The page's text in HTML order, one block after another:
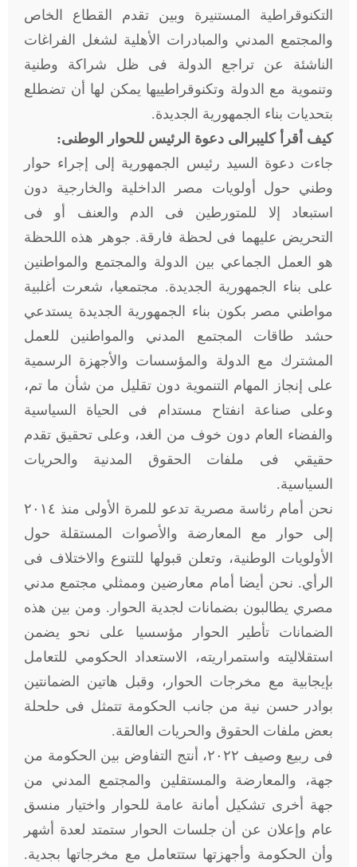
التكنوقراطية المستنيرة وبين تقدم القطاع الخاص
والمجتمع المدني والمبادرات الأهلية لشغل الفراغات
الناشئة عن تراجع الدولة فى ظل شراكة وطنية
وتنموية مع الدولة وتكنوقراطييها يمكن لها أن تضطلع
بتحديات بناء الجمهورية الجديدة.
كيف أقرأ كليبرالى دعوة الرئيس للحوار الوطنى:
جاءت دعوة السيد رئيس الجمهورية إلى إجراء حوار
وطني حول أولويات مصر الداخلية والخارجية دون
استبعاد إلا للمتورطين فى الدم والعنف أو فى
التحريض عليهما فى لحظة فارقة. جوهر هذه اللحظة
هو العمل الجماعي بين الدولة والمجتمع والمواطنين
على بناء الجمهورية الجديدة. مجتمعيا، شعرت أغلبية
مواطني مصر بكون بناء الجمهورية الجديدة يستدعي
حشد طاقات المجتمع المدني والمواطنين للعمل
المشترك مع الدولة والمؤسسات والأجهزة الرسمية
على إنجاز المهام التنموية دون تقليل من شأن ما تم،
وعلى صناعة انفتاح مستدام فى الحياة السياسية
والفضاء العام دون خوف من الغد، وعلى تحقيق تقدم
حقيقي فى ملفات الحقوق المدنية والحريات
السياسية.
نحن أمام رئاسة مصرية تدعو للمرة الأولى منذ ٢٠١٤
إلى حوار مع المعارضة والأصوات المستقلة حول
الأولويات الوطنية، وتعلن قبولها للتنوع والاختلاف فى
الرأي. نحن أيضا أمام معارضين وممثلي مجتمع مدني
مصري يطالبون بضمانات لجدية الحوار. ومن بين هذه
الضمانات تأطير الحوار مؤسسيا على نحو يضمن
استقلاليته واستمراريته، الاستعداد الحكومي للتعامل
بإيجابية مع مخرجات الحوار، وقبل هاتين الضمانتين
بوادر حسن نية من جانب الحكومة تتمثل فى حلحلة
بعض ملفات الحقوق والحريات العالقة.
فى ربيع وصيف ٢٠٢٢، أنتج التفاوض بين الحكومة من
جهة، والمعارضة والمستقلين والمجتمع المدني من
جهة أخرى تشكيل أمانة عامة للحوار واختيار منسق
عام وإعلان عن أن جلسات الحوار ستمتد لعدة أشهر
وأن الحكومة وأجهزتها ستتعامل مع مخرجاتها بجدية.